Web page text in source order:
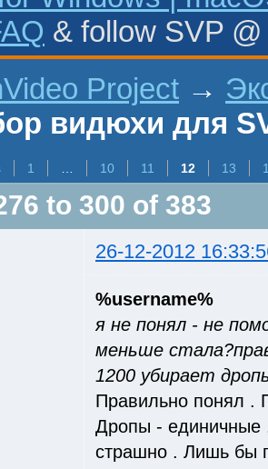
& follow SVP
Project →
видюхи для
1 10 11 12 13
to 300 of 383
26-12-2012
%username%
я не понял - не
меньше
1200 убирает
Правильно понял .
Дропы - единичные
страшно . Лишь бы